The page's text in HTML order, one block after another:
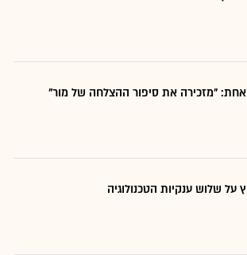
"מזכירה את סיפור ההצלחה של מור"